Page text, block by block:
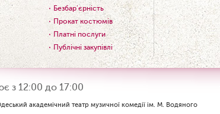
Безбар'єрність
Прокат костюмів
Платні послуги
Публічні закупівлі
з 12:00 до 17:00
академічний театр музичної комедії ім. М. Водяного